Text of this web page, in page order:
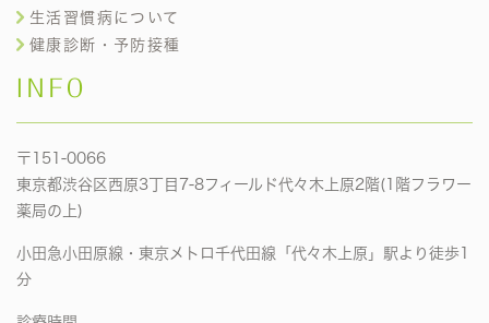
生活習慣病について
健康診断・予防接種
INFO
〒151-0066
東京都渋谷区西原3丁目7-8フィールド代々木上原2階(1階フラワー
薬局の上)
小田急小田原線・東京メトロ千代田線「代々木上原」駅より徒歩1
分